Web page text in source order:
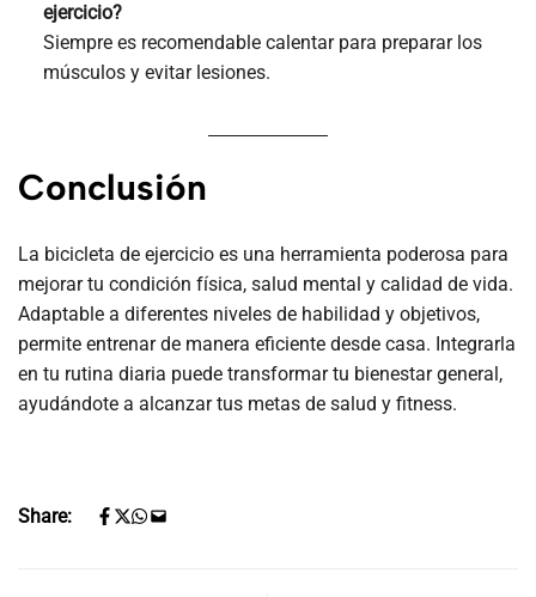
ejercicio?
Siempre es recomendable calentar para preparar los
músculos y evitar lesiones.
Conclusión
La bicicleta de ejercicio es una herramienta poderosa para
mejorar tu condición física, salud mental y calidad de vida.
Adaptable a diferentes niveles de habilidad y objetivos,
permite entrenar de manera eficiente desde casa. Integrarla
en tu rutina diaria puede transformar tu bienestar general,
ayudándote a alcanzar tus metas de salud y fitness.
Share: